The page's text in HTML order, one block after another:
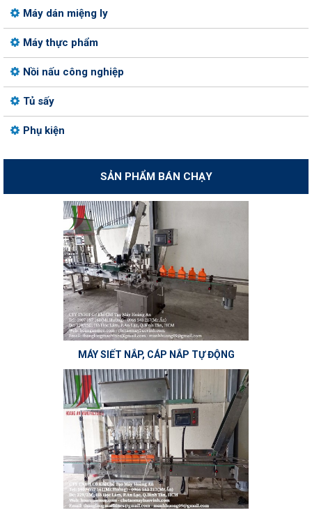
Máy dán miệng ly
Máy thực phẩm
Nồi nấu công nghiệp
Tủ sấy
Phụ kiện
SẢN PHẨM BÁN CHẠY
MÁY SIẾT NẮP, CÁP NẮP TỰ ĐỘNG